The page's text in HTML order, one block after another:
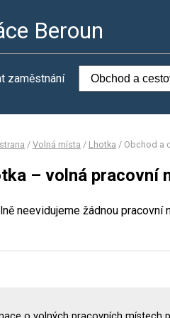
Beroun
zaměstnání
/ Volná místa / Lhotka / Obchod a
– volná pracovní
neevidujeme žádnou pracovní